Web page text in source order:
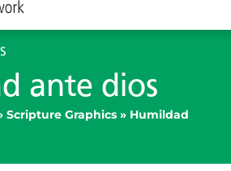
ante dios
Scripture Graphics » Humildad